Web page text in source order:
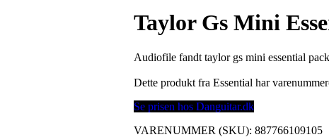
Taylor Gs Mini
Audiofile fandt taylor gs mini essential
Dette produkt fra Essential har
Se prisen hos Danguitar.dk
VARENUMMER (SKU):887766109105